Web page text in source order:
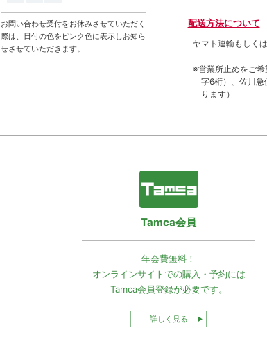
配送方法について
ヤマト運輸もしく
※営業所止めをご
字6桁）、佐川急
ります）
お問い合わせ受付をお休みさせていただく
際は、日付の色をピンク色に表示しお知ら
せさせていただきます。
Tamca会員
年会費無料！
オンラインサイトでの購入・予約には
Tamca会員登録が必要です。
詳しく見る